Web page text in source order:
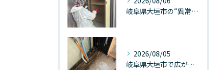
岐阜県大垣市の“異常に高い気温”が建物内部を腐らせる──深層カビが爆発的に増える本当の理由
2026/08/05
岐阜県大垣市で広がる“深層カビ汚染”──なぜ除カビが必要なのか、建物内部で起きている見えない危機